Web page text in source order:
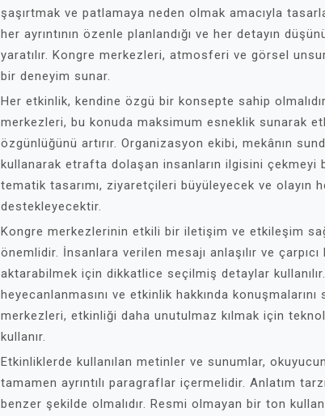
şaşırtmak ve patlamaya neden olmak amacıyla
her ayrıntının özenle planlandığı ve her detayın
yaratılır. Kongre merkezleri, atmosferi ve görsel
bir deneyim sunar.
Her etkinlik, kendine özgü bir konsepte sahip
merkezleri, bu konuda maksimum esneklik sunarak
özgünlüğünü artırır. Organizasyon ekibi, mekânın
kullanarak etrafta dolaşan insanların ilgisini çekmeyi
tematik tasarımı, ziyaretçileri büyüleyecek ve olayın
destekleyecektir.
Kongre merkezlerinin etkili bir iletişim ve etkileşim
önemlidir. İnsanlara verilen mesajı anlaşılır ve
aktarabilmek için dikkatlice seçilmiş detaylar kullanılır.
heyecanlanmasını ve etkinlik hakkında konuşmalarını
merkezleri, etkinliği daha unutulmaz kılmak için
kullanır.
Etkinliklerde kullanılan metinler ve sunumlar,
tamamen ayrıntılı paragraflar içermelidir. Anlatım
benzer şekilde olmalıdır. Resmi olmayan bir ton